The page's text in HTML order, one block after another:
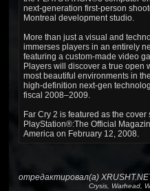
next-generation first-person
Montreal development studio.
More than just a visual and
immerses players in an entirely
featuring a custom-made video
Players will discover a true open
most beautiful environments in
high-definition next-gen
fiscal 2008–2009.
Far Cry 2 is featured as the
PlayStation®:The Official
America on February 12, 2008.
отредактировал(а)
Crysis, Warhead,